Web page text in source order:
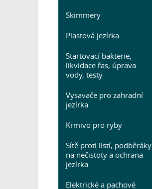
Skimmery
Plastová jezírka
Startovací bakterie,
likvidace řas, úprava
vody, testy
Vysavače pro zahradní
jezírka
Krmivo pro ryby
Sítě proti listí, podběráky
na nečistoty a ochrana
jezírka
Elektrické a pachové